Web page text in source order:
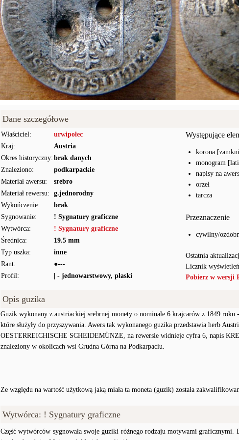
Dane szczegółowe
Właściciel:
urwipołec
Kraj:
Austria
Okres historyczny: brak danych
Znaleziono:
podkarpackie
Materiał awersu:
srebro
Materiał rewersu:
g.jednorodny
Wykończenie:
brak
Sygnowanie:
! Sygnatury graficzne
Wytwórca:
! Sygnatury graficzne
Średnica:
19.5 mm
Typ uszka:
inne
Rant:
●---
Profil:
| - jednowarstwowy, płaski
Występujące
korona
monogram
napisy na
orzeł
tarcza
Przeznaczenie
cywilny/
Ostatnia
Licznik
Pobierz w wersji
Opis guzika
Guzik wykonany z austriackiej srebrnej monety o nominale 6 krajcarów z 1849
które służyły do przyszywania. Awers tak wykonanego guzika przedstawia herb
OESTERREICHISCHE SCHEIDEMÜNZE, na rewersie widnieje cyfra 6, napis
znaleziony w okolicach wsi Grudna Górna na Podkarpaciu.
Ze względu na wartość użytkową jaką miała ta moneta (guzik) została
Wytwórca: ! Sygnatury graficzne
Część wytwórców sygnowała swoje guziki różnego rodzaju motywami